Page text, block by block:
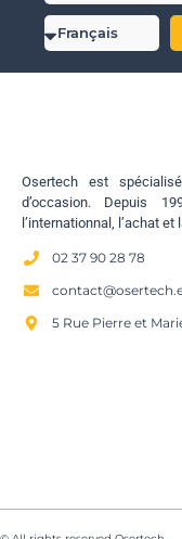
Osertech est
d’occasion. Depuis
l’internationnal, l’achat
02 37 90 28 78
5 Rue Pierre et